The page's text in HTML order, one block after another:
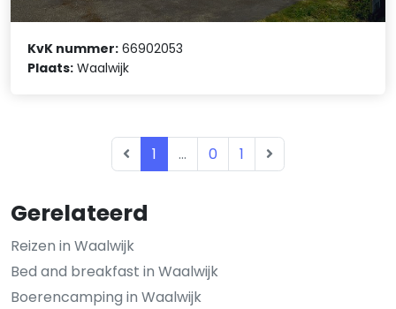
Gerelateerd
Reizen in Waalwijk
Bed and breakfast in Waalwijk
Boerencamping in Waalwijk
KvK nummer: 66902053
Plaats: Waalwijk
1 ... 0 1